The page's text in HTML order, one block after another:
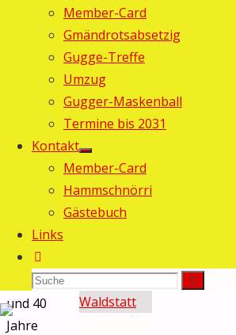
Member-Card
Gmändrotsabsetzig
Gugge-Treffe
Umzug
Gugger-Maskenball
Termine bis 2031
Kontakt
Member-Card
Hammschnörri
Gästebuch
Links
Suchen
nach:
Suche
Allgemein
Fasnacht
in Gossau
und 40
Jahre
nach